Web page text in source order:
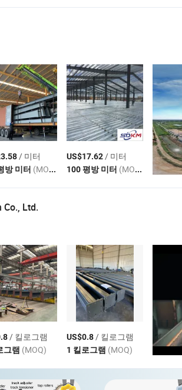
/ 미터
방 미터 (MOQ)
US$17.62/ 미터
100 평방 미터 (MOQ)
Co., Ltd.
/ 킬로그램
그램 (MOQ)
US$0.8/ 킬로그램
1 킬로그램 (MOQ)